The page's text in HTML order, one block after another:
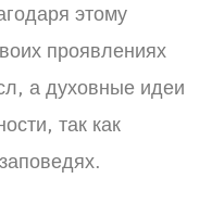
этому
проявлениях
а духовные идеи
так как